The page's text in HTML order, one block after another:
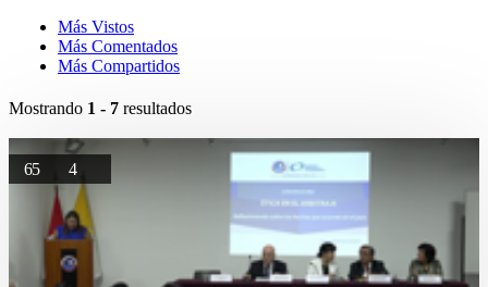
Más Vistos
Más Comentados
Más Compartidos
Mostrando 1 - 7 resultados
65 4